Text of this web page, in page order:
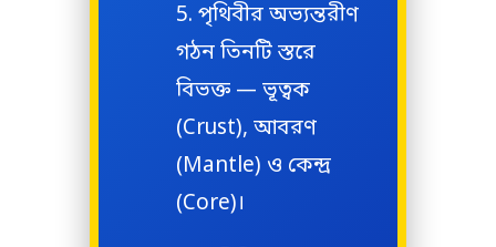
পৃথিবীর অভ্যন্তরীণ
গঠন তিনটি স্তরে
বিভক্ত — ভূত্বক
(Crust), আবরণ
(Mantle) ও কেন্দ্র
(Core)।